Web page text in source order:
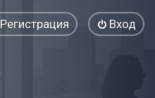
Вход
Регистрация